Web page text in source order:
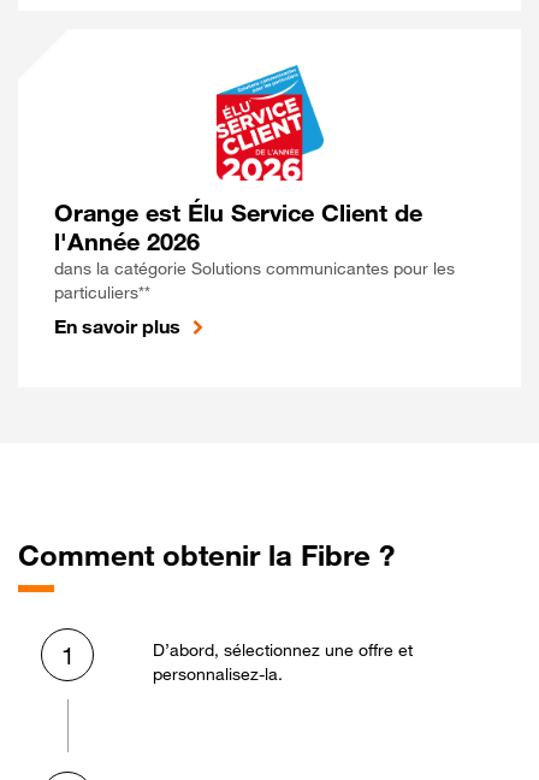
Orange est Élu Service Client de
l'Année 2026
dans la catégorie Solutions communicantes pour les
particuliers**
En savoir plus
Comment obtenir la Fibre ?
1
D’abord, sélectionnez une offre et
personnalisez-la.